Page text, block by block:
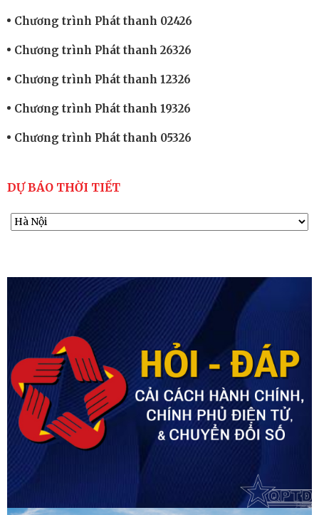
Chương trình Phát thanh 02426
Chương trình Phát thanh 26326
Chương trình Phát thanh 12326
Chương trình Phát thanh 19326
Chương trình Phát thanh 05326
DỰ BÁO THỜI TIẾT